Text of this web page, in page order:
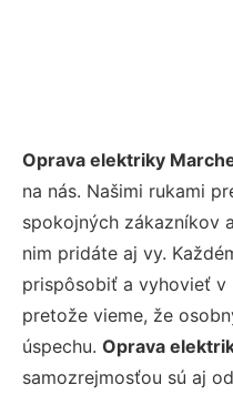
Oprava elektriky
na nás. Našimi rukami
spokojných zákazníkov
nim pridáte aj vy.
prispôsobiť a vyhovieť v
pretože vieme, že
úspechu. Oprava
samozrejmosťou sú aj